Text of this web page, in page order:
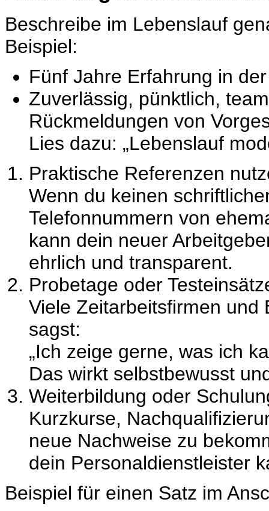
Beschreibe im Lebenslauf
Beispiel:
Fünf Jahre Erfahrung in
Zuverlässig, pünktlich,
Rückmeldungen von
Lies dazu: „Lebenslauf
Praktische Referenzen
Wenn du keinen
Telefonnummern von
kann dein neuer
ehrlich und transparent.
Probetage oder
Viele Zeitarbeitsfirmen und
sagst:
„Ich zeige gerne, was ich
Das wirkt selbstbewusst
Weiterbildung oder
Kurzkurse,
neue Nachweise zu
dein Personaldienstleister
Beispiel für einen Satz im